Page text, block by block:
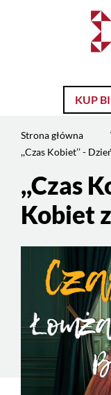
PIKiem
KUP
Strona główna
,,Czas Kobiet’’ -
,,Czas
Kobiet